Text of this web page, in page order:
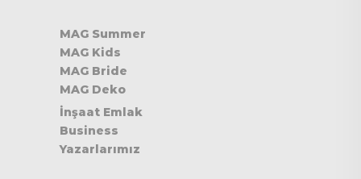
MAG Summer
MAG Kids
MAG Bride
MAG Deko
İnşaat Emlak
Business
Yazarlarımız